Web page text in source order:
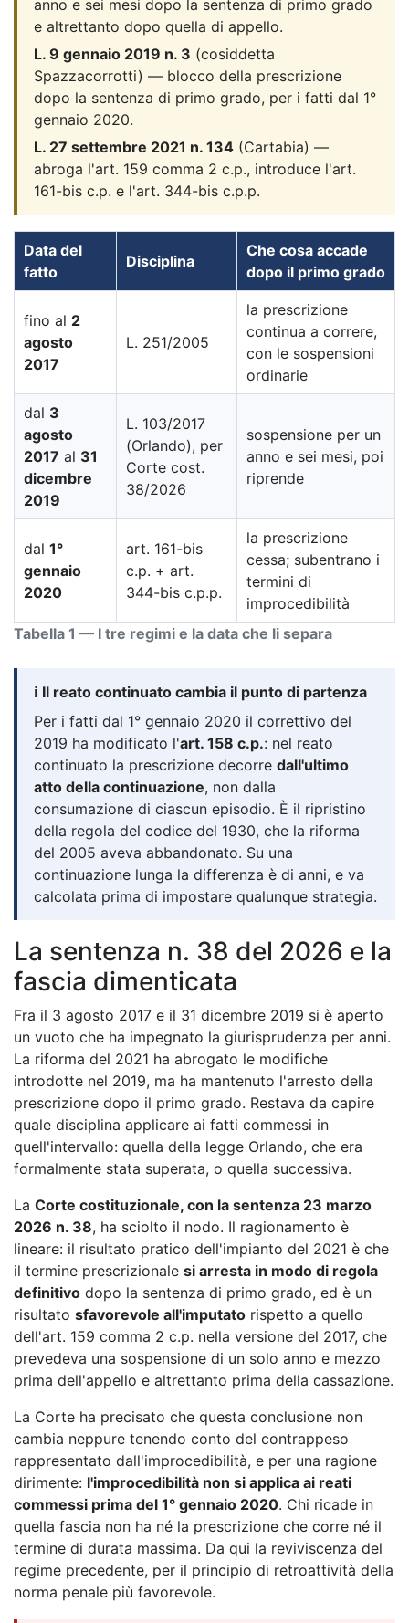
anno e sei mesi dopo la sentenza di primo grado
e altrettanto dopo quella di appello.
L. 9 gennaio 2019 n. 3 (cosiddetta
Spazzacorrotti) — blocco della prescrizione
dopo la sentenza di primo grado, per i fatti dal 1°
gennaio 2020.
L. 27 settembre 2021 n. 134 (Cartabia) —
abroga l'art. 159 comma 2 c.p., introduce l'art.
161-bis c.p. e l'art. 344-bis c.p.p.
Tabella 1 — I tre regimi e la data che li separa
Data del
fatto
Disciplina
Che cosa accade
dopo il primo grado
fino al 2
agosto
2017
L. 251/2005
la prescrizione
continua a correre,
con le sospensioni
ordinarie
dal 3
agosto
2017 al 31
dicembre
2019
L. 103/2017
(Orlando), per
Corte cost.
38/2026
sospensione per un
anno e sei mesi, poi
riprende
dal 1°
gennaio
2020
art. 161-bis
c.p. + art.
344-bis c.p.p.
la prescrizione
cessa; subentrano i
termini di
improcedibilità
ℹ️ Il reato continuato cambia il punto di partenza
Per i fatti dal 1° gennaio 2020 il correttivo del
2019 ha modificato l'art. 158 c.p.: nel reato
continuato la prescrizione decorre dall'ultimo
atto della continuazione, non dalla
consumazione di ciascun episodio. È il ripristino
della regola del codice del 1930, che la riforma
del 2005 aveva abbandonato. Su una
continuazione lunga la differenza è di anni, e va
calcolata prima di impostare qualunque strategia.
La sentenza n. 38 del 2026 e la
fascia dimenticata
Fra il 3 agosto 2017 e il 31 dicembre 2019 si è aperto
un vuoto che ha impegnato la giurisprudenza per anni.
La riforma del 2021 ha abrogato le modifiche
introdotte nel 2019, ma ha mantenuto l'arresto della
prescrizione dopo il primo grado. Restava da capire
quale disciplina applicare ai fatti commessi in
quell'intervallo: quella della legge Orlando, che era
formalmente stata superata, o quella successiva.
La Corte costituzionale, con la sentenza 23 marzo
2026 n. 38, ha sciolto il nodo. Il ragionamento è
lineare: il risultato pratico dell'impianto del 2021 è che
il termine prescrizionale si arresta in modo di regola
definitivo dopo la sentenza di primo grado, ed è un
risultato sfavorevole all'imputato rispetto a quello
dell'art. 159 comma 2 c.p. nella versione del 2017, che
prevedeva una sospensione di un solo anno e mezzo
prima dell'appello e altrettanto prima della cassazione.
La Corte ha precisato che questa conclusione non
cambia neppure tenendo conto del contrappeso
rappresentato dall'improcedibilità, e per una ragione
dirimente: l'improcedibilità non si applica ai reati
commessi prima del 1° gennaio 2020. Chi ricade in
quella fascia non ha né la prescrizione che corre né il
termine di durata massima. Da qui la reviviscenza del
regime precedente, per il principio di retroattività della
norma penale più favorevole.